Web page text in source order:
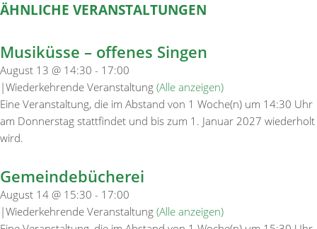
ÄHNLICHE VERANSTALTUNGEN
Musiküsse – offenes Singen
August 13 @ 14:30 - 17:00
|Wiederkehrende Veranstaltung (Alle anzeigen)
Eine Veranstaltung, die im Abstand von 1 Woche(n) um 14:30 Uhr
am Donnerstag stattfindet und bis zum 1. Januar 2027 wiederholt
wird.
Gemeindebücherei
August 14 @ 15:30 - 17:00
|Wiederkehrende Veranstaltung (Alle anzeigen)